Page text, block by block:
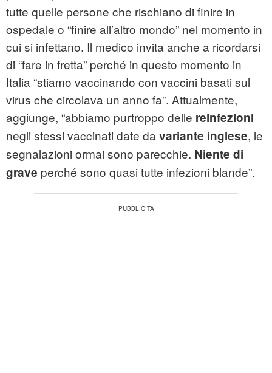
tutte quelle persone che rischiano di finire in
ospedale o “finire all’altro mondo” nel momento in
cui si infettano. Il medico invita anche a ricordarsi
di “fare in fretta” perché in questo momento in
Italia “stiamo vaccinando con vaccini basati sul
virus che circolava un anno fa”. Attualmente,
aggiunge, “abbiamo purtroppo delle reinfezioni
negli stessi vaccinati date da variante inglese, le
segnalazioni ormai sono parecchie. Niente di
grave perché sono quasi tutte infezioni blande”.